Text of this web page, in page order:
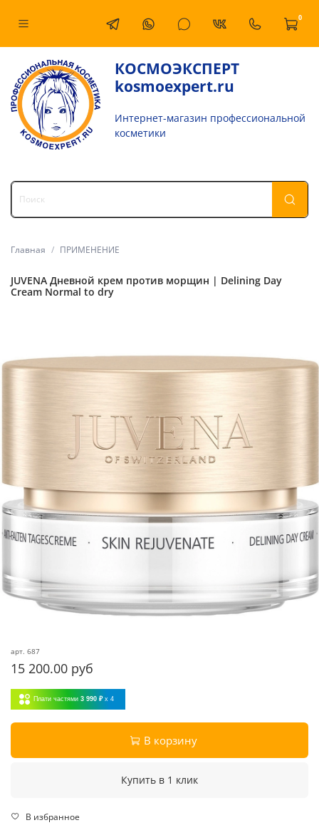
0
КОСМОЭКСПЕРТ
kosmoexpert.ru
Интернет-магазин профессиональной
косметики
Главная ПРИМЕНЕНИЕ
JUVENA Дневной крем против морщин | Delining Day
Cream Normal to dry
арт. 687
15 200.00 руб
Плати частями 3 990 ₽ x 4
В корзину
Купить в 1 клик
В избранное